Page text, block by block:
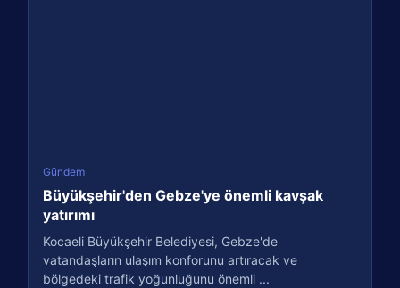
Gündem
Büyükşehir'den Gebze'ye önemli kavşak
yatırımı
Kocaeli Büyükşehir Belediyesi, Gebze'de
vatandaşların ulaşım konforunu artıracak ve
bölgedeki trafik yoğunluğunu önemli ...